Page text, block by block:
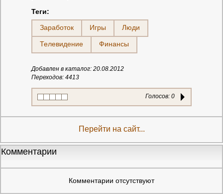
Теги:
Заработок
Игры Люди
Телевидение Финансы
Добавлен в каталог: 20.08.2012
Переходов: 4413
Голосов: 0
Перейти на сайт...
Комментарии
Комментарии отсутствуют